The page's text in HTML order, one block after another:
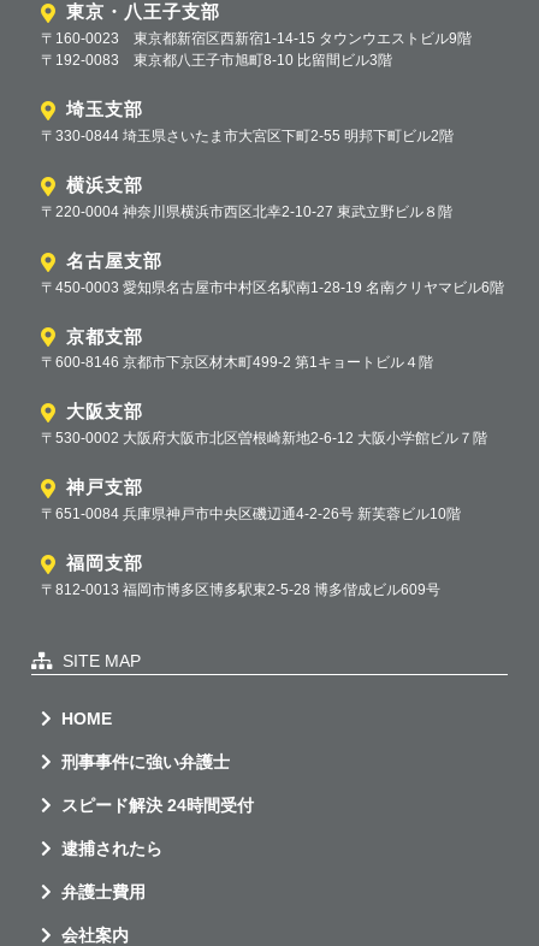
東京・八王子支部
〒160-0023 東京都新宿区西新宿1-14-15 タウンウエストビル9階
〒192-0083 東京都八王子市旭町8-10 比留間ビル3階
埼玉支部
〒330-0844 埼玉県さいたま市大宮区下町2-55 明邦下町ビル2階
横浜支部
〒220-0004 神奈川県横浜市西区北幸2-10-27 東武立野ビル８階
名古屋支部
〒450-0003 愛知県名古屋市中村区名駅南1-28-19 名南クリヤマビル6階
京都支部
〒600-8146 京都市下京区材木町499-2 第1キョートビル４階
大阪支部
〒530-0002 大阪府大阪市北区曽根崎新地2-6-12 大阪小学館ビル７階
神戸支部
〒651-0084 兵庫県神戸市中央区磯辺通4-2-26号 新芙蓉ビル10階
福岡支部
〒812-0013 福岡市博多区博多駅東2-5-28 博多偕成ビル609号
SITE MAP
HOME
刑事事件に強い弁護士
スピード解決 24時間受付
逮捕されたら
弁護士費用
会社案内